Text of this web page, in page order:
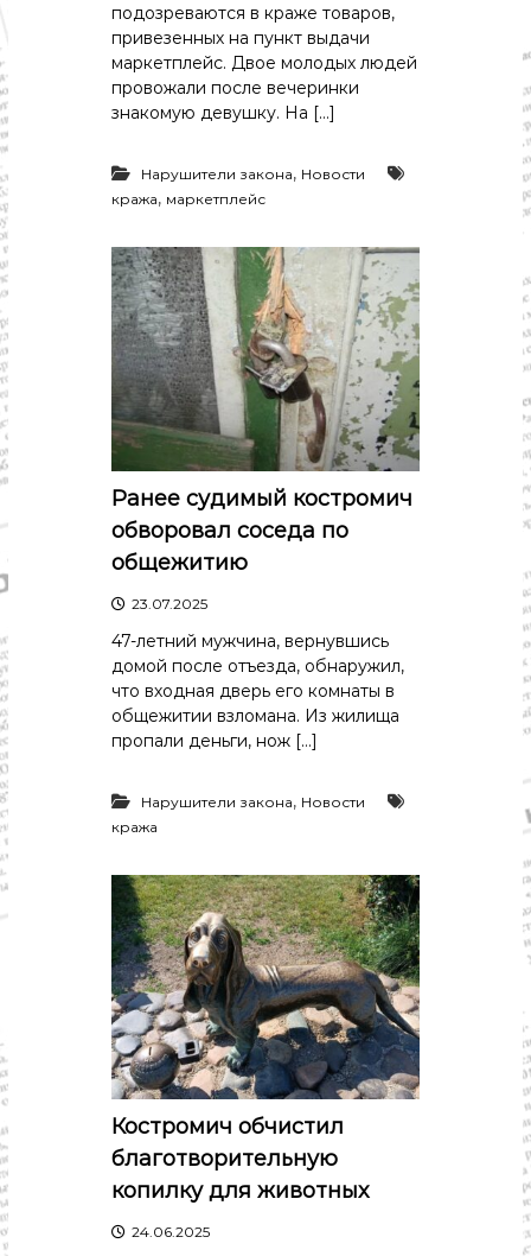
подозреваются в краже товаров,
привезенных на пункт выдачи
маркетплейс. Двое молодых людей
провожали после вечеринки
знакомую девушку. На […]
Нарушители закона, Новости
кража, маркетплейс
Ранее судимый костромич
обворовал соседа по
общежитию
23.07.2025
47-летний мужчина, вернувшись
домой после отъезда, обнаружил,
что входная дверь его комнаты в
общежитии взломана. Из жилища
пропали деньги, нож […]
Нарушители закона, Новости
кража
Костромич обчистил
благотворительную
копилку для животных
24.06.2025